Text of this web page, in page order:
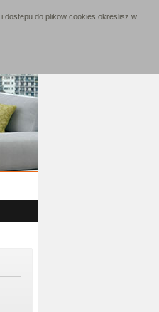
dostepu do plikow cookies okreslisz w